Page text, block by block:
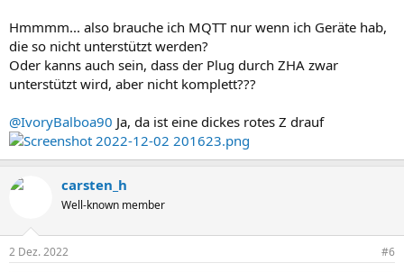
Hmmmm... also brauche ich MQTT nur wenn ich Geräte hab,
die so nicht unterstützt werden?
Oder kanns auch sein, dass der Plug durch ZHA zwar
unterstützt wird, aber nicht komplett???
@IvoryBalboa90 Ja, da ist eine dickes rotes Z drauf
carsten_h
Well-known member
2 Dez. 2022 #6